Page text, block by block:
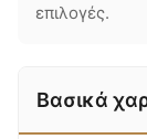
επιλογές.
Βασικά